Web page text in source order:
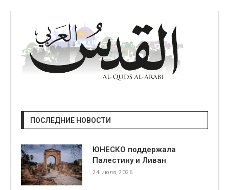
ПОСЛЕДНИЕ НОВОСТИ
ЮНЕСКО поддержала
Палестину и Ливан
24 июля, 2026